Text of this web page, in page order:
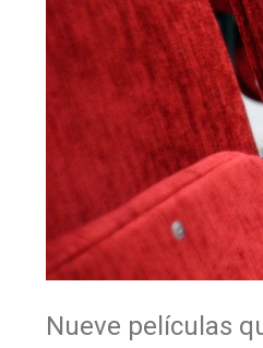
Nueve películas